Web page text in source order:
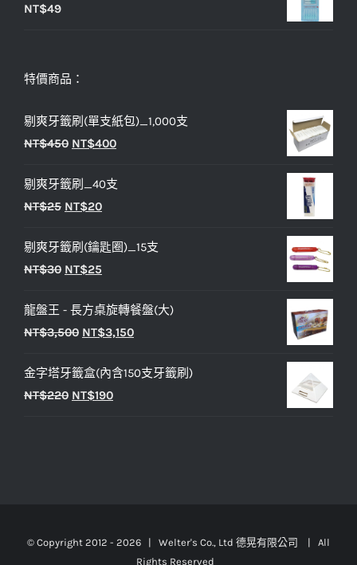
NT$49
特價商品：
剔爽牙籤刷(單支紙包)_1,000支
NT$450 原
價
格：
NT$400目
價
剔爽牙籤刷_40支
NT$25 原
價
格：
NT$20目
價
格：
剔爽牙籤刷(鑰匙圈)_15支
NT$30 原
價
格：
NT$25
價
格：
龍盤王 - 長方桌旋轉餐盤(大)
NT$3,500 原
價
格：
NT$3,150目
價
金字塔牙籤盒(內含150支牙籤刷)
NT$220 原
NT$190目
© Copyright 2012 - 2026 | Welter's Co., Ltd 德晃有限公司 | All
Rights Reserved